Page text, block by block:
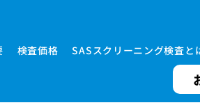
検査価格 SASスクリーニング検査と